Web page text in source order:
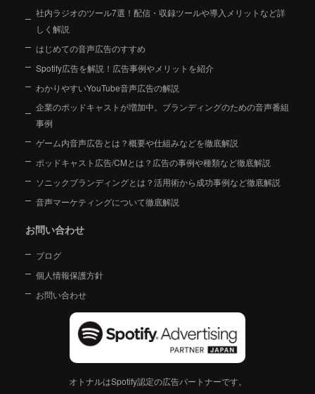
社内ラジオのツール7選！配信・収録ツールや導入メリットなど詳
しく解説
はじめての音声広告のすすめ
Spotify広告を解説！広告事例やメリットを紹介
わかりやすいYouTube音声広告の解説
企業のポッドキャストが増加中。ブランディングのための音声番組
事例
ゲーム内音声広告とは？概要や仕組みなどを徹底解説
ポッドキャスト広告/CMとは？広告の事例や種類など徹底解説
ソニックブランディングとは？活用術から成功事例など徹底解説
音声マーケティングについて徹底解説
お問い合わせ
ブログ
個人情報保護方針
お問い合わせ
オトナルはSpotify認定の広告パートナーです。